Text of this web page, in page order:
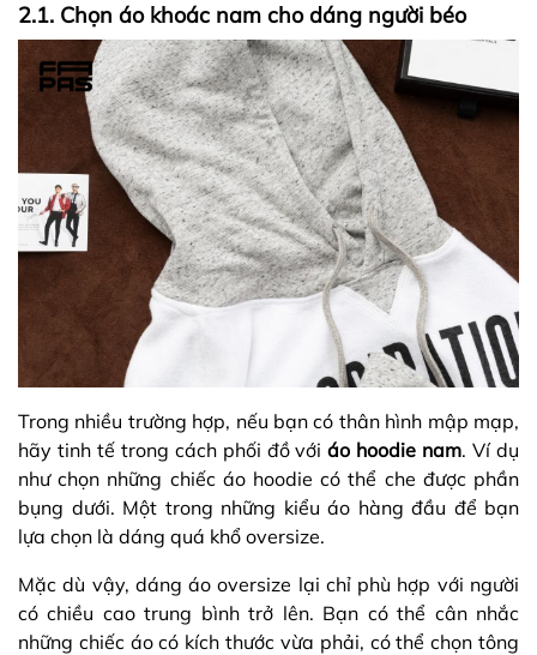
2.1. Chọn áo khoác nam cho dáng người béo
Trong nhiều trường hợp, nếu bạn có thân hình mập mạp,
hãy tinh tế trong cách phối đồ với áo hoodie nam. Ví dụ
như chọn những chiếc áo hoodie có thể che được phần
bụng dưới. Một trong những kiểu áo hàng đầu để bạn
lựa chọn là dáng quá khổ oversize.
Mặc dù vậy, dáng áo oversize lại chỉ phù hợp với người
có chiều cao trung bình trở lên. Bạn có thể cân nhắc
những chiếc áo có kích thước vừa phải, có thể chọn tông